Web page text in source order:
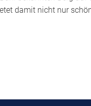
damit nicht nur